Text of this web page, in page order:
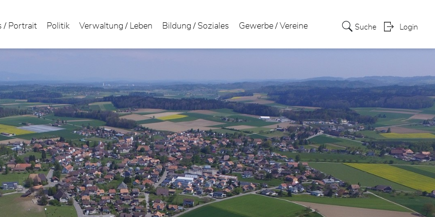
/ Portrait Politik Verwaltung / Leben Bildung / Soziales Gewerbe / Vereine Suche Login